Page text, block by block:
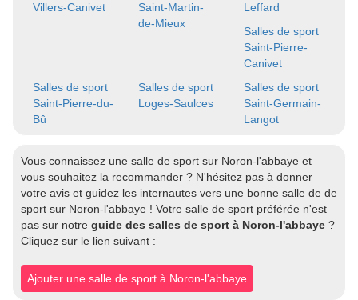
Villers-Canivet
Saint-Martin-
de-Mieux
Leffard
Salles de sport
Saint-Pierre-
Canivet
Salles de sport
Saint-Pierre-du-
Bû
Salles de sport
Loges-Saulces
Salles de sport
Saint-Germain-
Langot
Vous connaissez une salle de sport sur Noron-l'abbaye et
vous souhaitez la recommander ? N'hésitez pas à donner
votre avis et guidez les internautes vers une bonne salle de de
sport sur Noron-l'abbaye ! Votre salle de sport préférée n'est
pas sur notre guide des salles de sport à Noron-l'abbaye ?
Cliquez sur le lien suivant :
Ajouter une salle de sport à Noron-l'abbaye